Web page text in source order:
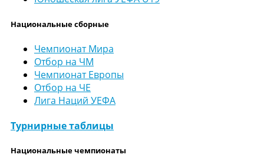
Национальные сборные
Чемпионат Мира
Отбор на ЧМ
Чемпионат Европы
Отбор на ЧЕ
Лига Наций УЕФА
Турнирные таблицы
Национальные чемпионаты